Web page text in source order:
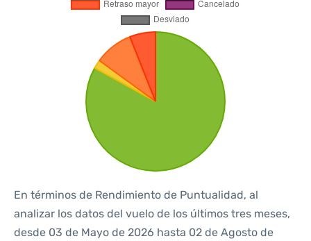
En términos de Rendimiento de Puntualidad, al
analizar los datos del vuelo de los últimos tres meses,
desde 03 de Mayo de 2026 hasta 02 de Agosto de